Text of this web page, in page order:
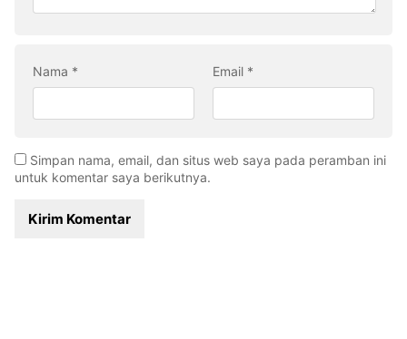
Nama * Email *
Simpan nama, email, dan situs web saya pada peramban ini
untuk komentar saya berikutnya.